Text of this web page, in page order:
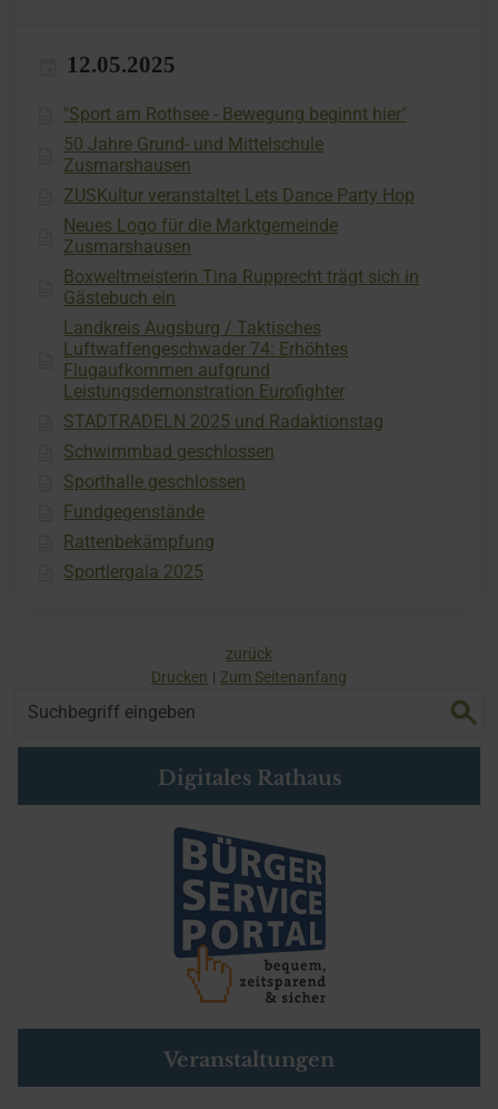
12.05.2025
"Sport am Rothsee - Bewegung beginnt hier"
50 Jahre Grund- und Mittelschule
Zusmarshausen
ZUSKultur veranstaltet Lets Dance Party Hop
Neues Logo für die Marktgemeinde
Zusmarshausen
Boxweltmeisterin Tina Rupprecht trägt sich in
Gästebuch ein
Landkreis Augsburg / Taktisches
Luftwaffengeschwader 74: Erhöhtes
Flugaufkommen aufgrund
Leistungsdemonstration Eurofighter
STADTRADELN 2025 und Radaktionstag
Schwimmbad geschlossen
Sporthalle geschlossen
Fundgegenstände
Rattenbekämpfung
Sportlergala 2025
zurück
Drucken
Zum Seitenanfang
Digitales Rathaus
Veranstaltungen